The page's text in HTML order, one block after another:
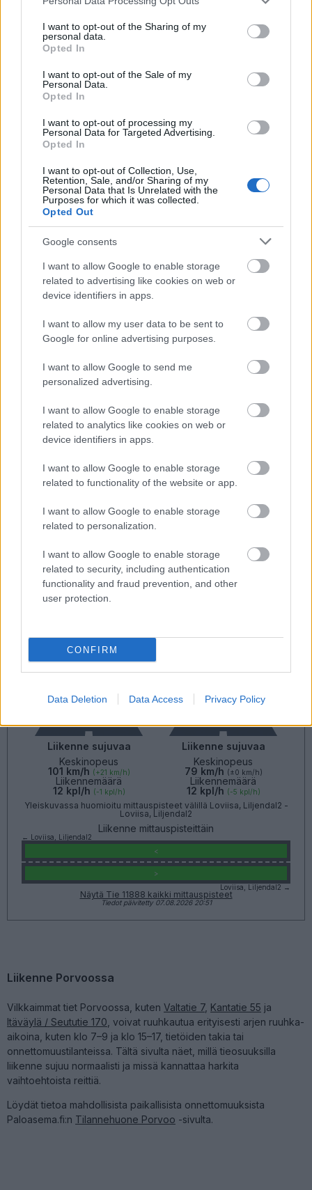
not limited to your visit or usage behaviour. You may click to
grant or deny consent to Google and its third-party tags to
use your data for below specified purposes in below Google
consent section.
I want to opt-out of the Sharing of my
personal data.
Opted In
I want to opt-out of the Sale of my
Personal Data.
Opted In
I want to opt-out of processing my
Personal Data for Targeted Advertising.
Opted In
I want to opt-out of Collection, Use,
Retention, Sale, and/or Sharing of my
Personal Data that Is Unrelated with the
Purposes for which it was collected.
Opted Out
Google consents
I want to allow Google to enable storage
related to advertising like cookies on web or
device identifiers in apps.
I want to allow my user data to be sent to
Google for online advertising purposes.
I want to allow Google to send me
personalized advertising.
I want to allow Google to enable storage
related to analytics like cookies on web or
device identifiers in apps.
I want to allow Google to enable storage
related to functionality of the website or app.
I want to allow Google to enable storage
related to personalization.
I want to allow Google to enable storage
related to security, including authentication
functionality and fraud prevention, and other
user protection.
CONFIRM
Data Deletion Data Access Privacy Policy
Liikenne sujuvaa
Keskinopeus
90 km/h
132 kpl/h(-26 kpl/h)
Liikenne sujuvaa
72 kpl/h
(-141 kpl/h)
Yleiskuvassa huomioitu mittauspisteet välillä Porvoo, Saksala -
← Porvoo, Saksala
<
Näytä Kantatie 55 kaikki mittauspisteet
Tiedot päivitetty 07.08.2026 20:51
Itäväylä, Seututie 170
Liikenteen yleiskuva
Porvoo
Liikenne jonoutunut
Keskinopeus
50 km/h(-10 km/h)
Liikennemäärä
24 kpl/h
(-15 kpl/h)
Koskenkylä
Keskinopeus
72 km/h
(+8 km/h)
Liikennemäärä
Liikenne mittauspisteittäin
← Porvoo, Ilola
>
Tie 11888
Liikenteen yleiskuva
Liikenne sujuvaa
Keskinopeus
101 km/h (+21 km/h)
Liikennemäärä
12 kpl/h (-1 kpl/h)
Liikenne sujuvaa
Keskinopeus
79 km/h (±0 km/h)
Liikennemäärä
12 kpl/h (-5 kpl/h)
Yleiskuvassa huomioitu mittauspisteet välillä Loviisa, Liljendal2 -
Loviisa, Liljendal2
Liikenne mittauspisteittäin
← Loviisa, Liljendal2
<
>
Loviisa, Liljendal2 →
Näytä Tie 11888 kaikki mittauspisteet
Tiedot päivitetty 07.08.2026 20:51
Liikenne Porvoossa
Vilkkaimmat tiet Porvoossa, kuten Valtatie 7, Kantatie 55 ja
Itäväylä / Seututie 170 , voivat ruuhkautua erityisesti arjen ruuhka-
aikoina, kuten klo 7–9 ja klo 15–17, tietöiden takia tai
onnettomuustilanteissa. Tältä sivulta näet, millä tieosuuksilla
liikenne sujuu normaalisti ja missä kannattaa harkita
vaihtoehtoista reittiä.
Löydät tietoa mahdollisista paikallisista onnettomuuksista
Paloasema.fi:n Tilannehuone Porvoo -sivulta.